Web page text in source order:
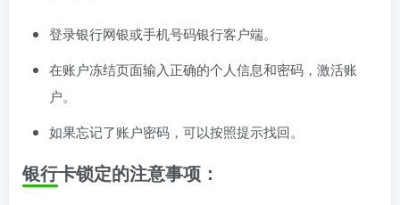
登录银行网银或手机号码银行客户端。
在账户冻结页面输入正确的个人信息和密码，激活账
户。
如果忘记了账户密码，可以按照提示找回。
银行卡锁定的注意事项：